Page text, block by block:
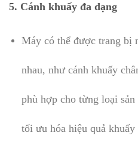
5. Cánh khuấy đa dạng
Máy có thể được trang bị
nhau, như cánh khuấy
phù hợp cho từng loại
tối ưu hóa hiệu quả